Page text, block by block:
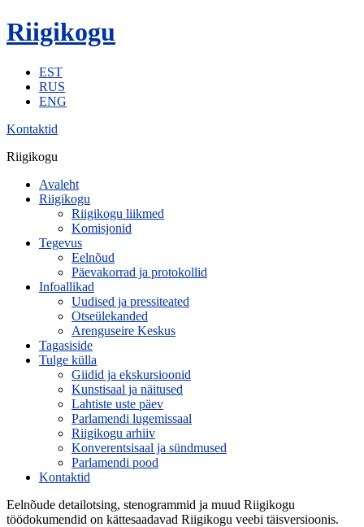
Riigikogu
EST
RUS
ENG
Kontaktid
Riigikogu
Avaleht
Riigikogu
Riigikogu liikmed
Komisjonid
Tegevus
Eelnõud
Päevakorrad ja protokollid
Infoallikad
Uudised ja pressiteated
Otseülekanded
Arenguseire Keskus
Tagasiside
Tulge külla
Giidid ja ekskursioonid
Kunstisaal ja näitused
Lahtiste uste päev
Parlamendi lugemissaal
Riigikogu arhiiv
Konverentsisaal ja sündmused
Parlamendi pood
Kontaktid
Eelnõude detailotsing, stenogrammid ja muud Riigikogu
töödokumendid on kättesaadavad Riigikogu veebi täisversioonis.